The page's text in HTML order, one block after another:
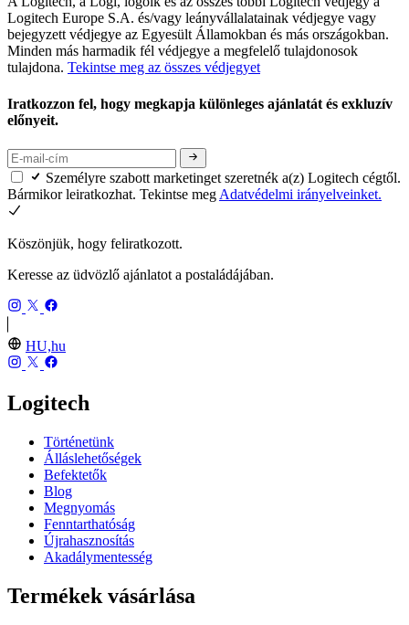
Logitech Europe S.A. és/vagy leányvállalatainak védjegye vagy
bejegyzett védjegye az Egyesült Államokban és más országokban.
Minden más harmadik fél védjegye a megfelelő tulajdonosok
tulajdona. Tekintse meg az összes védjegyet
Iratkozzon fel, hogy megkapja különleges ajánlatát és exkluzív
előnyeit.
Személyre szabott marketinget szeretnék a(z) Logitech cégtől.
Bármikor leiratkozhat. Tekintse meg Adatvédelmi irányelveinket.
Köszönjük, hogy feliratkozott.
Keresse az üdvözlő ajánlatot a postaládájában.
HU,hu
Logitech
Történetünk
Álláslehetőségek
Befektetők
Blog
Megnyomás
Fenntarthatóság
Újrahasznosítás
Akadálymentesség
Termékek vásárlása